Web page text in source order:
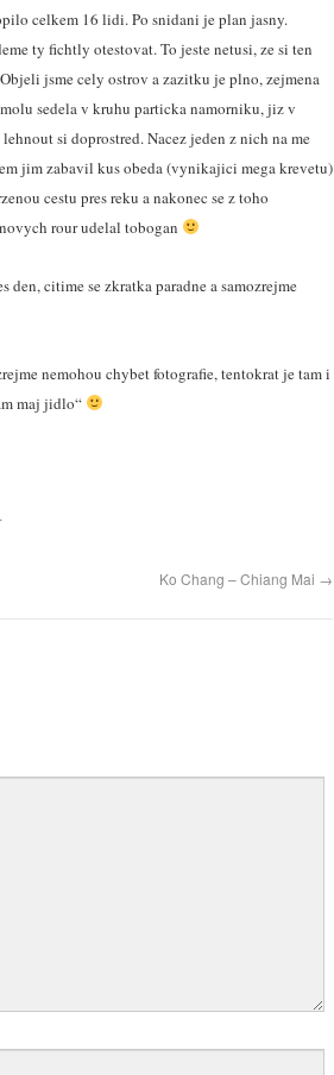
celkem 16 lidi. Po snidani je plan jasny.
ty fichtly otestovat. To jeste netusi, ze si ten
jsme cely ostrov a zazitku je plno, zejmena
sedela v kruhu particka namorniku, jiz v
si doprostred. Nacez jeden z nich na me
jim zabavil kus obeda (vynikajici mega krevetu)
cestu pres reku a nakonec se z toho
rour udelal tobogan
citime se zkratka paradne a samozrejme
nemohou chybet fotografie, tentokrat je tam i
maj jidlo“
.
Ko Chang – Chiang Mai →